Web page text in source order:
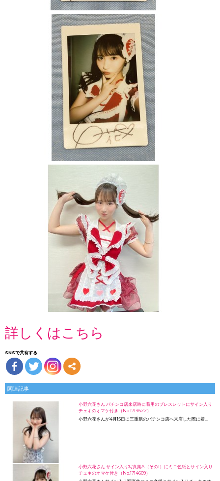
詳しくはこちら
SNSで共有する
関連記事
小野六花さん パチンコ店来店時に着用のブレスレットにサイン入り
チェキのオマケ付き（No.1714622）
小野六花さんが4月15日に三重県のパチンコ店へ来店した際に着…
小野六花さん サイン入り写真集A（その1）にミニ色紙とサイン入り
チェキのオマケ付き（No.1714609）